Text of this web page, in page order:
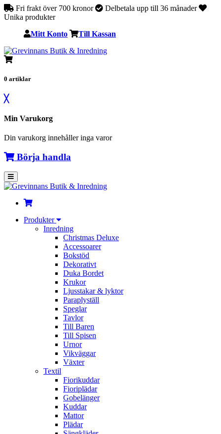
Fri frakt över 700 kronor
Delbetala upp till 36 månader
Unika produkter
Mitt Konto Till Kassan
0 artiklar
╳
Min Varukorg
Din varukorg innehåller inga varor
Börja handla
Produkter
Inredning
Christmas Deluxe
Accessoarer
Bokstöd
Dekorativt
Duka Bordet
Krukor
Ljusstakar & lyktor
Paraplyställ
Speglar
Tavlor
Till Baren
Till Spisen
Urnor
Vikväggar
Växter
Textil
Fiorikuddar
Fioriplädar
Gobelänger
Kuddar
Mattor
Plädar